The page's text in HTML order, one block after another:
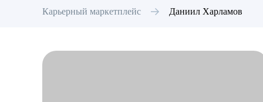
Карьерный маркетплейс Даниил Харламов